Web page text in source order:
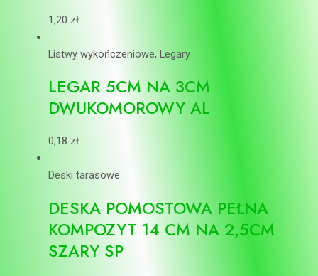
1,20 zł
Listwy wykończeniowe, Legary
LEGAR 5CM NA 3CM
DWUKOMOROWY AL
0,18 zł
Deski tarasowe
DESKA POMOSTOWA PEŁNA
KOMPOZYT 14 CM NA 2,5CM
SZARY SP